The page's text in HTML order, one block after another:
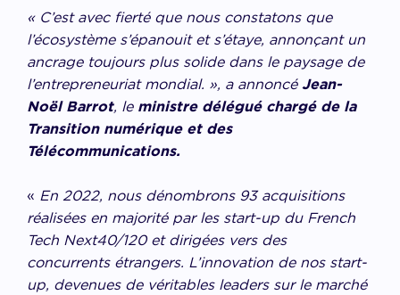
« C’est avec fierté que nous constatons que
l’écosystème s’épanouit et s’étaye, annonçant un
ancrage toujours plus solide dans le paysage de
l’entrepreneuriat mondial. », a annoncé Jean-
Noël Barrot, le ministre délégué chargé de la
Transition numérique et des
Télécommunications.
« En 2022, nous dénombrons 93 acquisitions
réalisées en majorité par les start-up du French
Tech Next40/120 et dirigées vers des
concurrents étrangers. L’innovation de nos start-
up, devenues de véritables leaders sur le marché